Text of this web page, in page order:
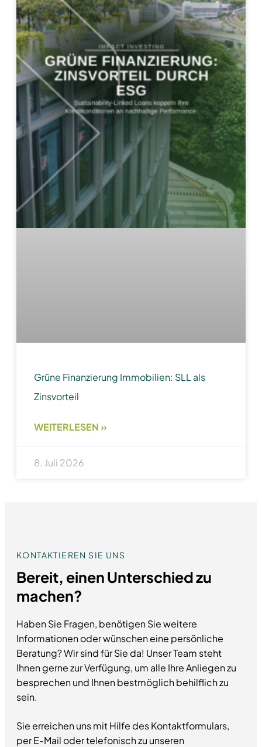
Grüne Finanzierung Immobilien: SLL als
Zinsvorteil
WEITERLESEN »
8. Juli 2026
KONTAKTIEREN SIE UNS
Bereit, einen Unterschied zu
machen?
Haben Sie Fragen, benötigen Sie weitere
Informationen oder wünschen eine persönliche
Beratung? Wir sind für Sie da! Unser Team steht
Ihnen gerne zur Verfügung, um alle Ihre Anliegen zu
besprechen und Ihnen bestmöglich behilflich zu
sein.
Sie erreichen uns mit Hilfe des Kontaktformulars,
per E-Mail oder telefonisch zu unseren